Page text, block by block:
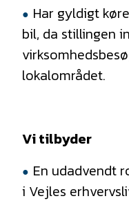
Har gyldigt
bil, da stillingen
lokalområdet.
Vi tilbyder
En udadvendt
i Vejles